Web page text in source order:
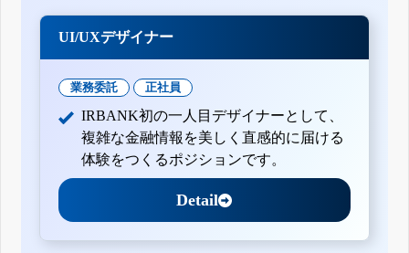
UI/UXデザイナー
業務委託 正社員
IRBANK初の一人目デザイナーとして、
複雑な金融情報を美しく直感的に届ける
体験をつくるポジションです。
Detail